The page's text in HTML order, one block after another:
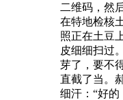
二维码，然
在特地检核
照正在土豆
皮细细扫过
芽了，要不
直截了当。
细汗：“好